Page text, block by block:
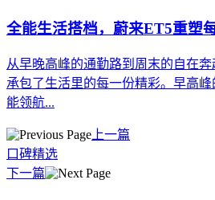
全能生活搭档，蔚来ET5重塑
从早晚高峰的通勤路到周末的自在
承包了生活里的每一份精彩。早高
能领航...
上一篇
口碑精选
下一篇